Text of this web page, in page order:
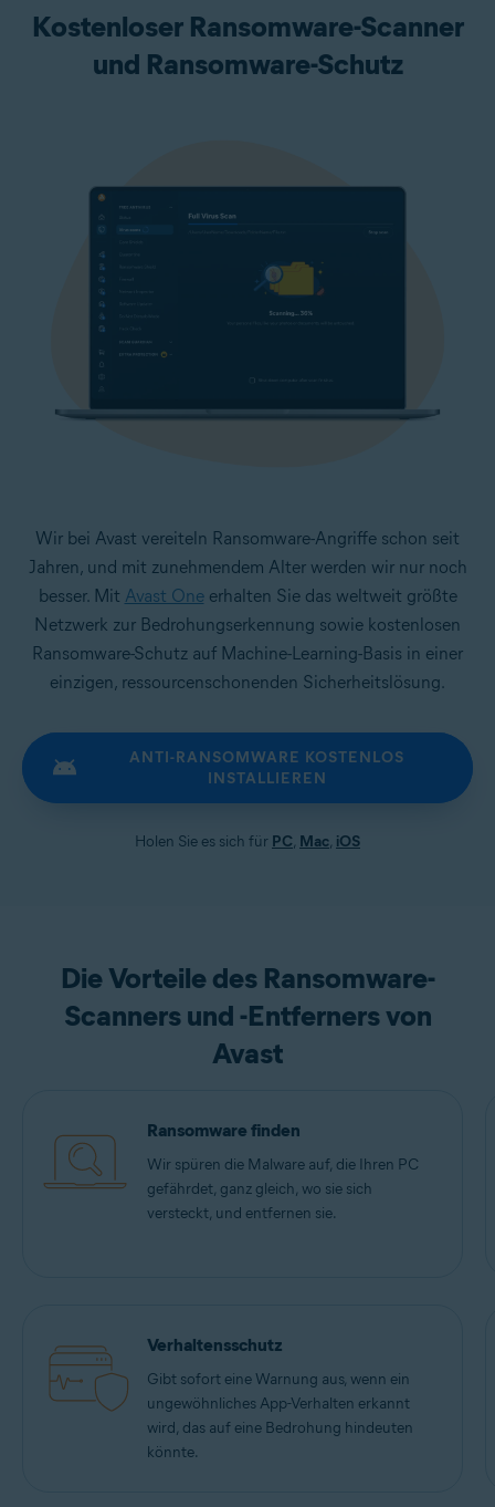
Kostenloser Ransomware-Scanner
und Ransomware-Schutz
Wir bei Avast vereiteln Ransomware-Angriffe schon seit
Jahren, und mit zunehmendem Alter werden wir nur noch
besser. Mit Avast Oneerhalten Sie das weltweit größte
Netzwerk zur Bedrohungserkennung sowie kostenlosen
Ransomware-Schutz auf Machine-Learning-Basis in einer
einzigen, ressourcenschonenden Sicherheitslösung.
ANTI-RANSOMWARE KOSTENLOS
INSTALLIEREN
Holen Sie es sich für PC, Mac, iOS
Die Vorteile des Ransomware-
Scanners und -Entferners von
Avast
Ransomware finden
Wir spüren die Malware auf, die Ihren PC
gefährdet, ganz gleich, wo sie sich
versteckt, und entfernen sie.
Verhaltensschutz
Gibt sofort eine Warnung aus, wenn ein
ungewöhnliches App-Verhalten erkannt
wird, das auf eine Bedrohung hindeuten
könnte.